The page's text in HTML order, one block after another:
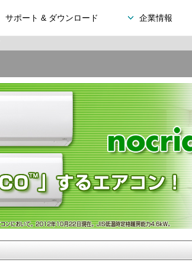
サポート & ダウンロード 企業情報